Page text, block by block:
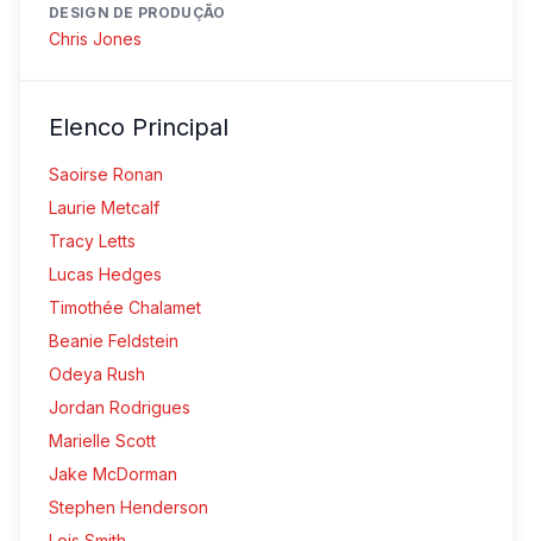
DESIGN DE PRODUÇÃO
Chris Jones
Elenco Principal
Saoirse Ronan
Laurie Metcalf
Tracy Letts
Lucas Hedges
Timothée Chalamet
Beanie Feldstein
Odeya Rush
Jordan Rodrigues
Marielle Scott
Jake McDorman
Stephen Henderson